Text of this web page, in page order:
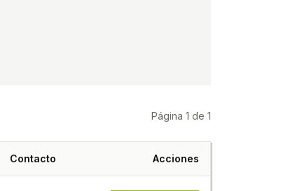
Página 1 de 1
Contacto Acciones